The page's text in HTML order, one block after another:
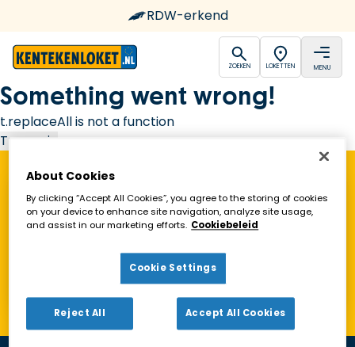
RDW-erkend
open
ZOEKEN LOKETTEN MENU
Something went wrong!
t.replaceAll is not a function
Try again
Vind een Kentekenloket in de buurt!
Toon alleen geopende loketten
About Cookies
By clicking “Accept All Cookies”, you agree to the storing of cookies
on your device to enhance site navigation, analyze site usage,
and assist in our marketing efforts. Cookiebeleid
Cookie Settings
Reject All Accept All Cookies